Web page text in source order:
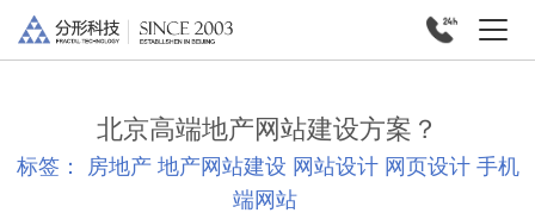
北京高端地产网站建设方案？
标签： 房地产 地产网站建设 网站设计 网页设计 手机
端网站